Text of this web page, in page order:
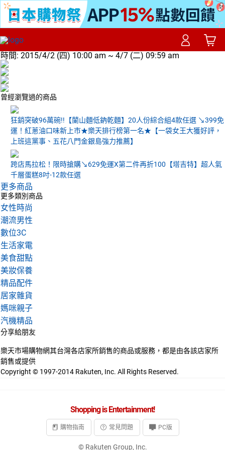
時間: 2015/4/2 (四) 10:00 am ~ 4/7 (二) 09:59 am
曾經瀏覽過的商品
狂銷突破96萬碗!!【蘭山麵低鈉乾麵】20人份綜合組4款任選 ↘399免
運！紅蔥油口味新上市★樂天排行榜第一名★【一袋女王大獲好評，
上班這黨事、五花八門金銀島強力推薦】
跨店馬拉松！限時搶購↘629免運X第二件再折100【塔吉特】超人氣
千層蛋糕8吋-12款任選
更多商品
更多類別商品
女性時尚
潮流男性
數位3C
生活家電
美食甜點
美妝保養
精品配件
居家雜貨
媽咪親子
汽機精品
分享給朋友
樂天市場購物網其台灣各店家所銷售的商品或服務，都是由各該店家所
銷售或提供
Copyright © 1997-2014 Rakuten, Inc. All Rights Reserved.
Shopping is Entertainment!
購物指南 常見問題 PC版
© Rakuten Group, Inc.